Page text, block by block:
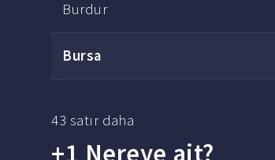
Burdur
Bursa
43 satır daha
+1 Nereye ait?